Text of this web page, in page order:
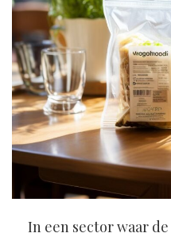
In een sector waar